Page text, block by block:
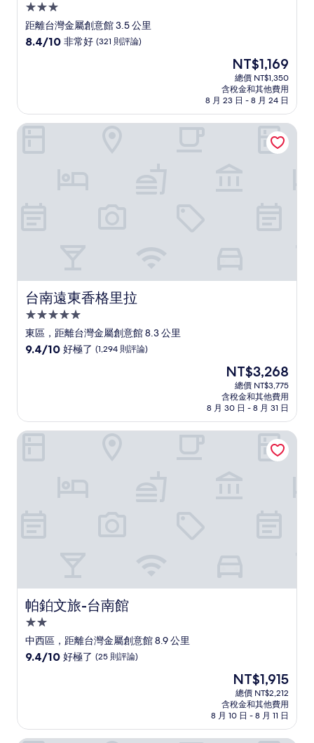
3.0
星
級
距離台灣金屬創意館 3.5 公里
8.4
非
常
8.4/10 非常好 (321 則評論)
現
在
價
格
為
NT$1,169
NT$1,169
總價 NT$1,350
含稅金和其他費用
8 月 23 日 - 8 月 24 日
台南遠東香格里拉
台南遠東香格里拉
5.0
星
級
東區，距離台灣金屬創意館 8.3 公里
9.4
好
極
9.4/10 好極了 (1,294 則評論)
現
價
格
為
NT$3,268
NT$3,268
總價 NT$3,775
含稅金和其他費用
8 月 30 日 - 8 月 31 日
台南遠東香格里拉
帕鉑文旅-台南館
帕鉑文旅-台南館
2.0
星
級
中西區，距離台灣金屬創意館 8.9 公里
9.4
好
9.4/10 好極了 (25 則評論)
現
在
價
格
為
NT$1,915
NT$1,915
總價 NT$2,212
含稅金和其他費用
8 月 10 日 - 8 月 11 日
帕鉑文旅-台南館